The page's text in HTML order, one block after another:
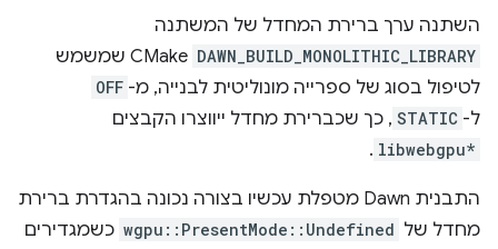
השתנה ערך ברירת המחדל של המשתנה
DAWN_BUILD_MONOLITHIC_LIBRARY
CMake שמשמש
לטיפול בסוג של ספרייה מונוליטית לבנייה, מ- OFF
ל- STATIC , כך שכברירת מחדל ייווצרו הקבצים
libwebgpu*
.
התבנית Dawn מטפלת עכשיו בצורה נכונה בהגדרת ברירת
מחדל של wgpu::PresentMode::Undefined כשמגדירים